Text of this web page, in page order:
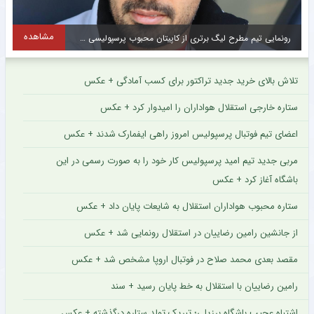
پیام ویژه مدیر استقلال برای هواداران آبی سوژه شد + سند مشاهده
تلاش بالای خرید جدید تراکتور برای کسب آمادگی + عکس
ستاره خارجی استقلال هواداران را امیدوار کرد + عکس
اعضای تیم فوتبال پرسپولیس امروز راهی ایفمارک شدند + عکس
مربی جدید تیم امید پرسپولیس کار خود را به صورت رسمی در این
باشگاه آغاز کرد + عکس
ستاره محبوب هواداران استقلال به شایعات پایان داد + عکس
از جانشین رامین رضاییان در استقلال رونمایی شد + عکس
مقصد بعدی محمد صلاح در فوتبال اروپا مشخص شد + عکس
رامین رضاییان با استقلال به خط پایان رسید + سند